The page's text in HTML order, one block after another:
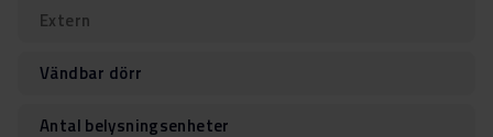
Extern
Vändbar dörr
Antal belysningsenheter